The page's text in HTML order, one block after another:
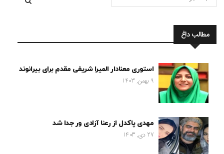
مطالب داغ
استوری معنادار المیرا شریفی مقدم برای بیرانوند
9 بهمن, 1403
مهدی پاکدل از رعنا آزادی ور جدا شد
27 دی, 1403